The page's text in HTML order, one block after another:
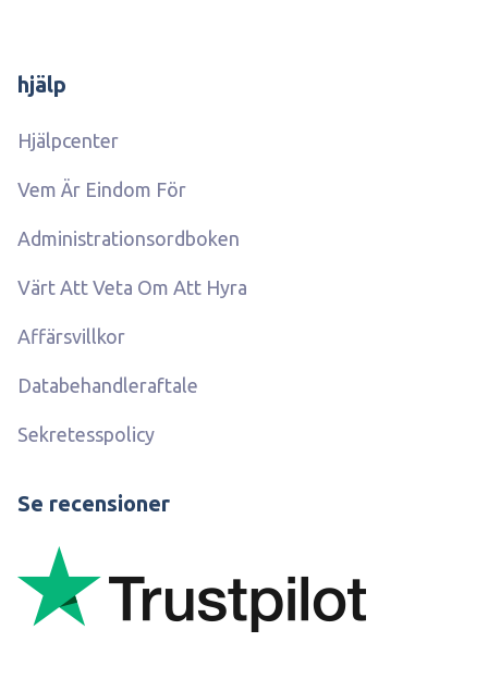
hjälp
Hjälpcenter
Vem Är Eindom För
Administrationsordboken
Värt Att Veta Om Att Hyra
Affärsvillkor
Databehandleraftale
Sekretesspolicy
Se recensioner